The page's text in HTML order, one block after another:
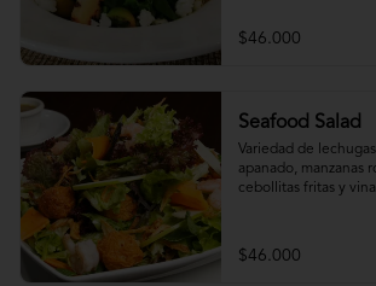
$46.000
Seafood Salad
Variedad de
apanado, manzanas
cebollitas fritas y
$46.000